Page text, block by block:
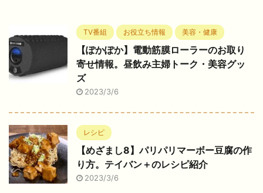
TV番組 お役立ち情報 美容・健康
【ぽかぽか】電動筋膜ローラーのお取り
寄せ情報。昼飲み主婦トーク・美容グッ
ズ
2023/3/6
レシピ
【めざまし8】パリパリマーボー豆腐の作
り方。テイバン＋のレシピ紹介
2023/3/6